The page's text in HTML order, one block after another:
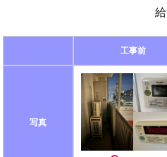
工事前
写真